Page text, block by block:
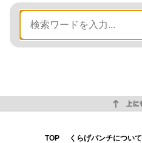
TOP くらげバンチについて